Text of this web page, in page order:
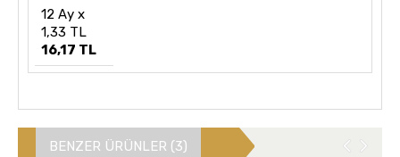
12 Ay x
1,33 TL
16,17 TL
BENZER ÜRÜNLER (3)